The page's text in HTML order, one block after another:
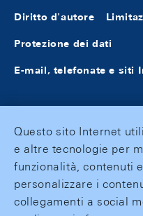
Diritto d'autore
Protezione dei dati
E-mail, telefonate e siti
Questo sito Internet
e altre tecnologie per
funzionalità, contenuti
personalizzare i
collegamenti a social